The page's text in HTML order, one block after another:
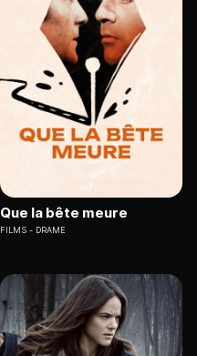
Que la bête meure
FILMS DRAME